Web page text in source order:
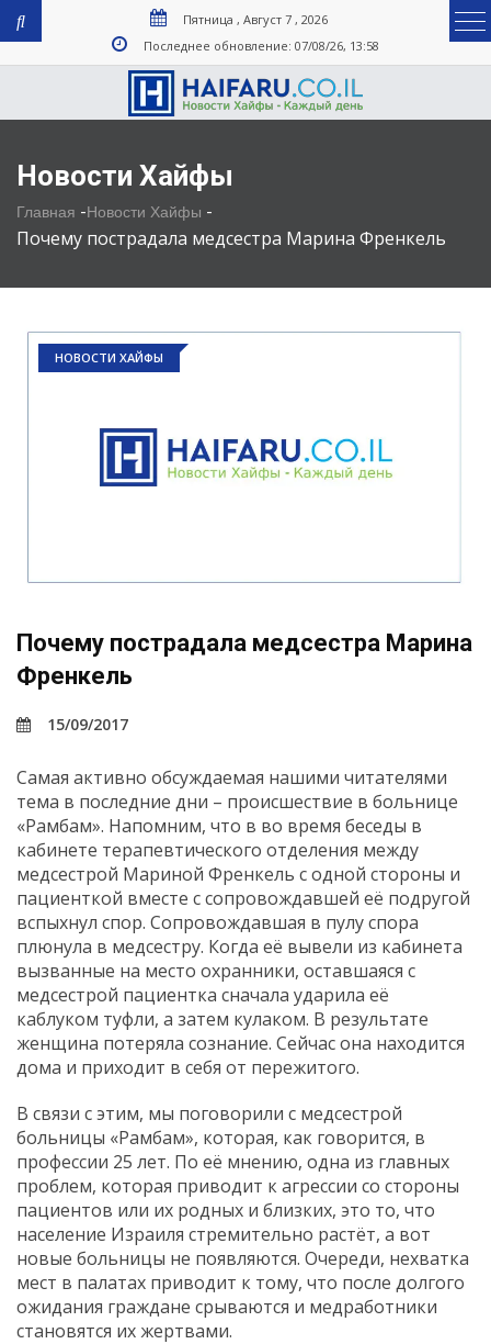
Пятница , Август 7 , 2026
Последнее обновление: 07/08/26, 13:58
Новости Хайфы
Главная -Новости Хайфы -
Почему пострадала медсестра Марина Френкель
НОВОСТИ ХАЙФЫ
Почему пострадала медсестра Марина
Френкель
15/09/2017
Самая активно обсуждаемая нашими читателями
тема в последние дни – происшествие в больнице
«Рамбам». Напомним, что в во время беседы в
кабинете терапевтического отделения между
медсестрой Мариной Френкель с одной стороны и
пациенткой вместе с сопровождавшей её подругой
вспыхнул спор. Сопровождавшая в пулу спора
плюнула в медсестру. Когда её вывели из кабинета
вызванные на место охранники, оставшаяся с
медсестрой пациентка сначала ударила её
каблуком туфли, а затем кулаком. В результате
женщина потеряла сознание. Сейчас она находится
дома и приходит в себя от пережитого.
В связи с этим, мы поговорили с медсестрой
больницы «Рамбам», которая, как говорится, в
профессии 25 лет. По её мнению, одна из главных
проблем, которая приводит к агрессии со стороны
пациентов или их родных и близких, это то, что
население Израиля стремительно растёт, а вот
новые больницы не появляются. Очереди, нехватка
мест в палатах приводит к тому, что после долгого
ожидания граждане срываются и медработники
становятся их жертвами.